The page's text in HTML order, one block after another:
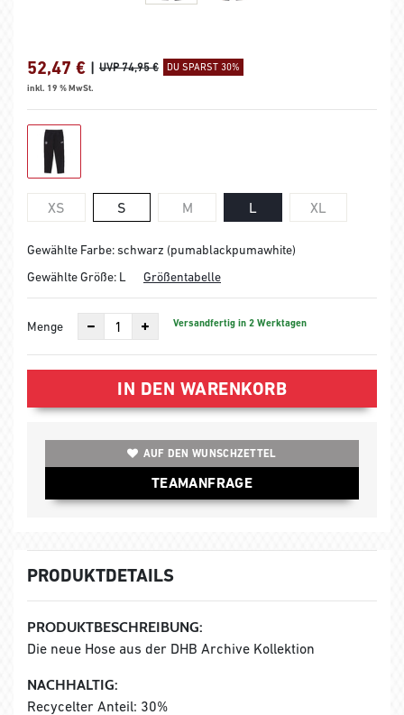
52,47 € | UVP 74,95 € DU SPARST 30%
inkl. 19 % MwSt.
XS S M L XL
Gewählte Farbe: schwarz (pumablackpumawhite)
Gewählte Größe: L Größentabelle
Menge Versandfertig in 2 Werktagen
IN DEN WARENKORB
AUF DEN WUNSCHZETTEL
TEAMANFRAGE
PRODUKTDETAILS
PRODUKTBESCHREIBUNG:
Die neue Hose aus der DHB Archive Kollektion
NACHHALTIG:
Recycelter Anteil: 30%